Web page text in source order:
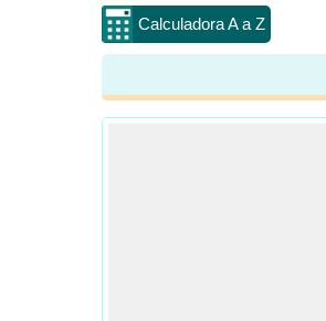
Calculadora A a Z